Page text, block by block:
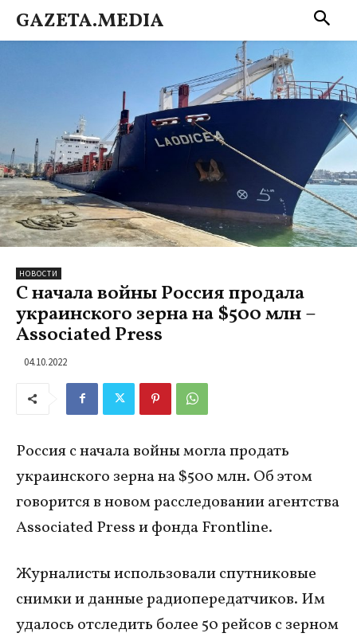
GAZETA.MEDIA
НОВОСТИ
С начала войны Россия продала
украинского зерна на $500 млн –
Associated Press
04.10.2022
Россия с начала войны могла продать
украинского зерна на $500 млн. Об этом
говорится в новом расследовании агентства
Associated Press и фонда Frontline.
Журналисты использовали спутниковые
снимки и данные радиопередатчиков. Им
удалось отследить более 50 рейсов с зерном